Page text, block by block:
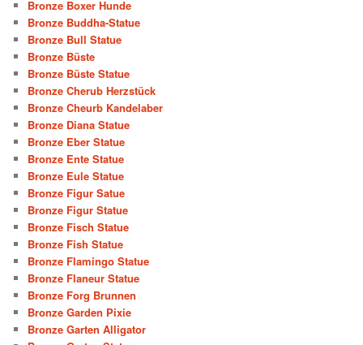
Bronze Boxer Hunde
Bronze Buddha-Statue
Bronze Bull Statue
Bronze Büste
Bronze Büste Statue
Bronze Cherub Herzstück
Bronze Cheurb Kandelaber
Bronze Diana Statue
Bronze Eber Statue
Bronze Ente Statue
Bronze Eule Statue
Bronze Figur Satue
Bronze Figur Statue
Bronze Fisch Statue
Bronze Fish Statue
Bronze Flamingo Statue
Bronze Flaneur Statue
Bronze Forg Brunnen
Bronze Garden Pixie
Bronze Garten Alligator